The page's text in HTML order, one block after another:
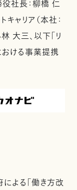
役社長：柳橋 仁
キャリア（本社：
大三、以下「リ
おける事業提携
よる「働き方改